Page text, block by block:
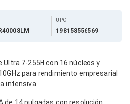
UPC
198158556569
Ultra 7-255H con 16 núcleos y
para rendimiento empresarial
intensiva
de 14 pulgadas con resolución